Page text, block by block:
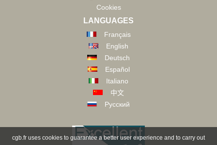
Cookies
LANGUAGES
Français
English
Deutsch
Español
Italiano
中文
Русский
cgb.fr uses cookies to guarantee a better user experience and to carry out